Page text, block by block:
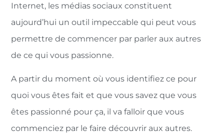
Internet, les médias sociaux constituent
aujourd’hui un outil impeccable qui peut vous
permettre de commencer par parler aux autres
de ce qui vous passionne.
A partir du moment où vous identifiez ce pour
quoi vous êtes fait et que vous savez que vous
êtes passionné pour ça, il va falloir que vous
commenciez par le faire découvrir aux autres.